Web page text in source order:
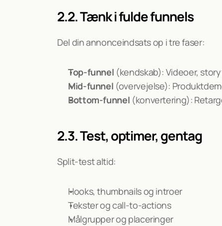
2.2. Tænk i fulde funnels
Del din annonceindsats op i tre faser:
Top-funnel (kendskab): Videoer,
Mid-funnel (overvejelse):
Bottom-funnel (konvertering):
2.3. Test, optimer, gentag
Split-test altid:
Hooks, thumbnails og introer
Tekster og call-to-actions
Målgrupper og placeringer